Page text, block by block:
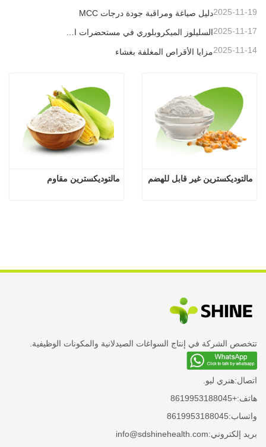
دليل صياغة ومراقبة جودة درجات MCC2025-11-19
السليلوز الميكروبلوري في مستحضرات التجميل 2025-11-17
مزايا الأقراص المغلفة بغشاء2025-11-14
مالتوديكسترين مقاوم مالتوديكسترين غير قابل للهضم
تتخصص الشركة في إنتاج السواغات الصيدلانية والمكونات الوظيفية.
اتصال:هنري ليو.
هاتف:+8619953188045
واتساب:8619953188045
بريد إلكتروني:info@sdshinehealth.com